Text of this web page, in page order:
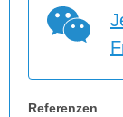
Referenzen